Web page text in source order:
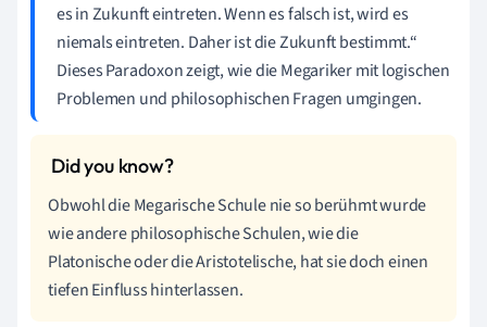
es in Zukunft eintreten. Wenn es falsch ist, wird es
niemals eintreten. Daher ist die Zukunft bestimmt.“
Dieses Paradoxon zeigt, wie die Megariker mit logischen
Problemen und philosophischen Fragen umgingen.
Obwohl die Megarische Schule nie so berühmt wurde
wie andere philosophische Schulen, wie die
Platonische oder die Aristotelische, hat sie doch einen
tiefen Einfluss hinterlassen.